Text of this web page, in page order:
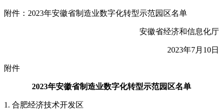
附件：2023年安徽省制造业数字化转型示范园区名单
安徽省经济和信息化厅
2023年7月10日
附件
2023年安徽省制造业数字化转型示范园区名单
1. 合肥经济技术开发区